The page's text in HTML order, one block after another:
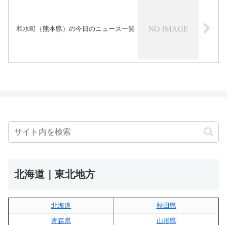
和水町（熊本県）の今日のニュース一覧
北海道｜東北地方
北海道
秋田県
青森県
山形県